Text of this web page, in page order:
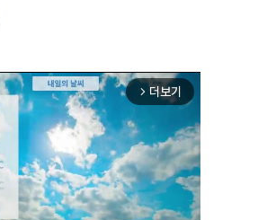
arrow_forward_ios 더보기